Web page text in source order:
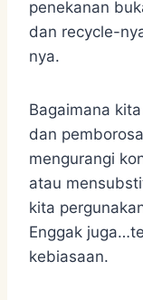
penekanan
dan recycle-
nya.
Bagaimana
dan
mengurangi
atau
kita
Enggak
kebiasaan.